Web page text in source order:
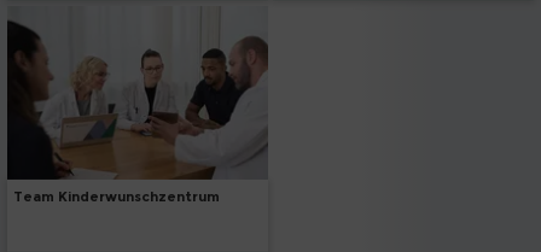
Team Kinderwunschzentrum